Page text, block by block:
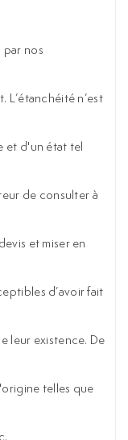
nos
n’est
et d'un état tel
de consulter à
et miser en
d’avoir fait
leur existence. De
telles que